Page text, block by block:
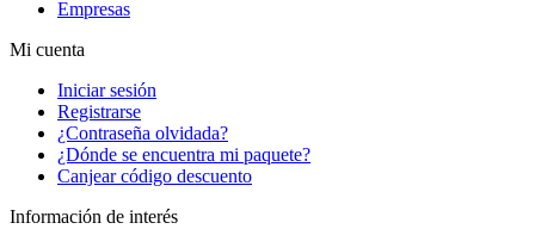
Empresas
Mi cuenta
Iniciar sesión
Registrarse
¿Contraseña olvidada?
¿Dónde se encuentra mi paquete?
Canjear código descuento
Información de interés